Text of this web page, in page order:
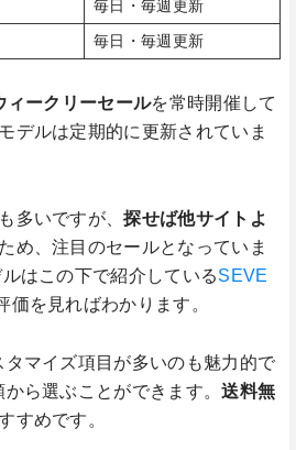
毎日・毎週更新
毎日・毎週更新
ィークリーセールを常時開催して
デルは定期的に更新されていま
多いですが、探せば他サイトよ
ため、注目のセールとなっていま
はこの下で紹介しているSEVE
価を見ればわかります。
マイズ項目が多いのも魅力的で
ら選ぶことができます。送料無
すめです。